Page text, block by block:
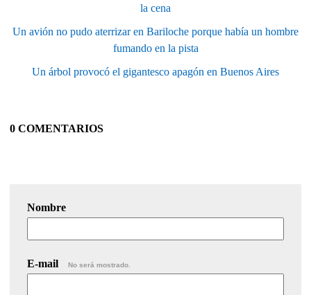
la cena
Un avión no pudo aterrizar en Bariloche porque había un hombre
fumando en la pista
Un árbol provocó el gigantesco apagón en Buenos Aires
0 COMENTARIOS
Nombre
E-mail No será mostrado.